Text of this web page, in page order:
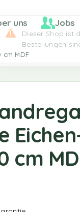
uns Jobs
cm MDF
cm